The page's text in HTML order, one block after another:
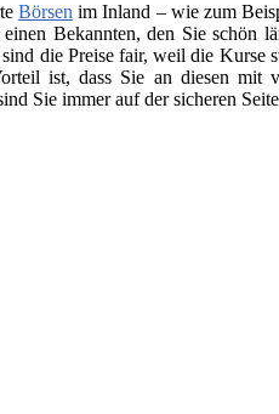
Börsen im Inland – wie zum
Bekannten, den Sie
die Preise fair, weil die Kurse
ist, dass Sie an diesen mit
Sie immer auf der sicheren